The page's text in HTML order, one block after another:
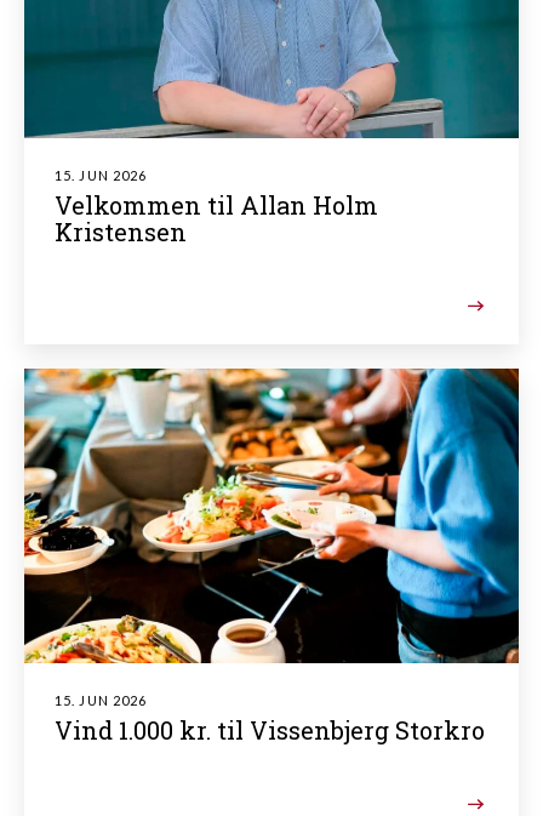
15. JUN 2026
Velkommen til Allan Holm
Kristensen
15. JUN 2026
Vind 1.000 kr. til Vissenbjerg Storkro